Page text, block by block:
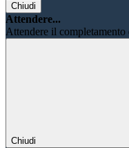
Chiudi
Attendere...
Attendere il completamento
Chiudi